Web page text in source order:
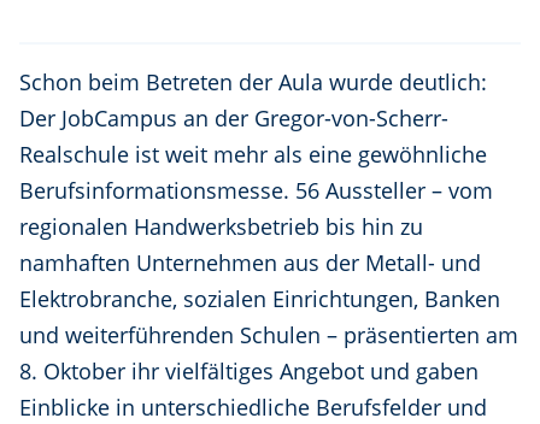
Schon beim Betreten der Aula wurde deutlich:
Der JobCampus an der Gregor-von-Scherr-
Realschule ist weit mehr als eine gewöhnliche
Berufsinformationsmesse. 56 Aussteller – vom
regionalen Handwerksbetrieb bis hin zu
namhaften Unternehmen aus der Metall- und
Elektrobranche, sozialen Einrichtungen, Banken
und weiterführenden Schulen – präsentierten am
8. Oktober ihr vielfältiges Angebot und gaben
Einblicke in unterschiedliche Berufsfelder und